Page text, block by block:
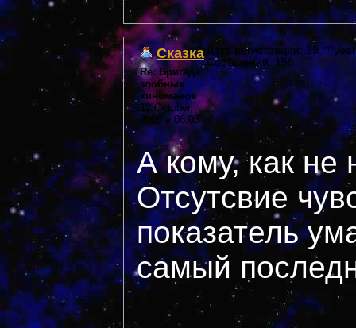
Сказка
Re: Бригада
злобных
киноманов
12 October,
2005 в 06:03
Дата регистрации: 39
Сообщений: 158
А кому, как не
Отсутсвие
показатель
самый